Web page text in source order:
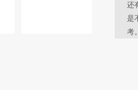
还
是
考